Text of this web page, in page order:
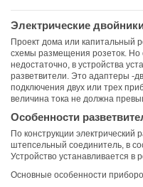
Электрические
Проект дома или капитальный
схемы размещения розеток. Но
недостаточно, в устройства
разветвители. Это адаптеры -
подключения двух или трех
величина тока не должна
Особенности
По конструкции электрический
штепсельный соединитель, в
Устройство устанавливается в
Основные особенности